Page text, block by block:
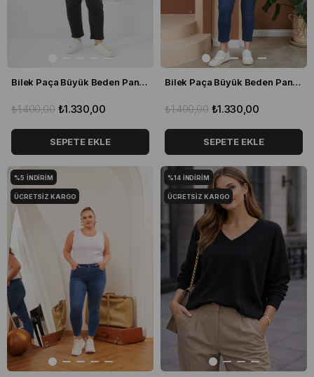
Bilek Paça Büyük Beden Pantolon Füme
₺1.330,00
₺1.400,00
SEPETE EKLE
Bilek Paça Büyük Beden Pantolon Lacivert
₺1.330,00
₺1.400,00
SEPETE EKLE
%5 İNDIRIM
ÜCRETSIZ KARGO
%14 İNDIRIM
ÜCRETSIZ KARGO